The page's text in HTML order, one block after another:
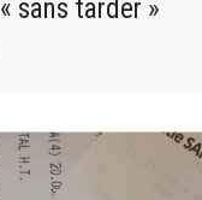
sans tarder »